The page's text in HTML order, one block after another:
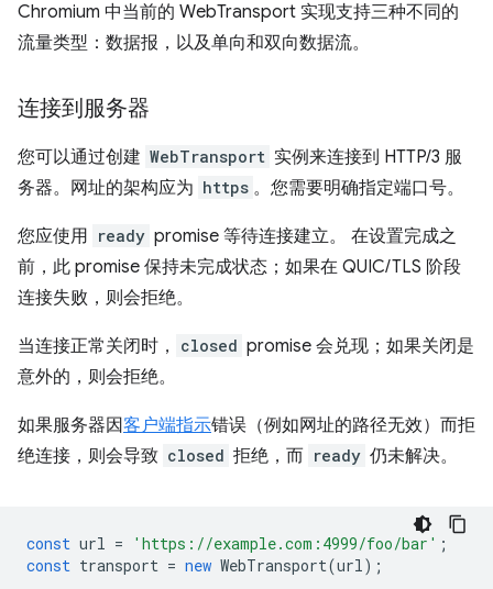
Chromium 中当前的 WebTransport 实现支持三种不同的
流量类型：数据报，以及单向和双向数据流。
连接到服务器
您可以通过创建 WebTransport 实例来连接到 HTTP/3 服
务器。网址的架构应为 https 。您需要明确指定端口号。
您应使用 ready promise 等待连接建立。 在设置完成之
前，此 promise 保持未完成状态；如果在 QUIC/TLS 阶段
连接失败，则会拒绝。
当连接正常关闭时， closed promise 会兑现；如果关闭是
意外的，则会拒绝。
如果服务器因客户端指示错误（例如网址的路径无效）而拒
绝连接，则会导致 closed 拒绝，而 ready 仍未解决。
const url = 'https://example.com:4999/foo/bar' ;
const transport = new WebTransport(url);